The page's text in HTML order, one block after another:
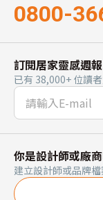
0800-
訂閱居家靈感週報
已有 38,000+ 位讀
你是設計師或廠
建立設計師或品牌